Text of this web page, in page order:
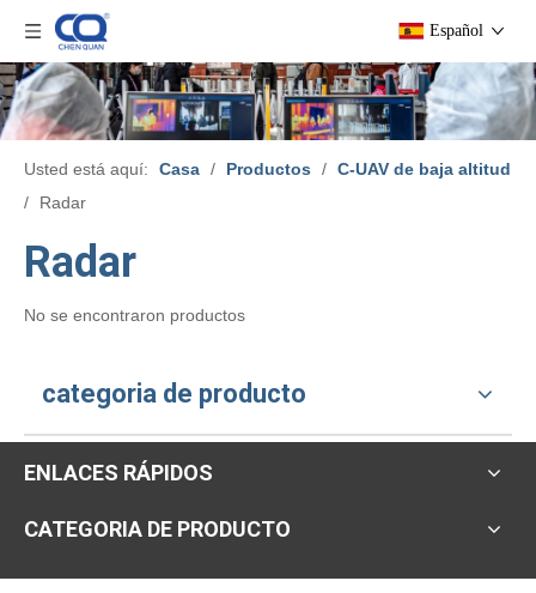
Español
Usted está aquí: Casa / Productos / C-UAV de baja altitud
/
Radar
Radar
No se encontraron productos
categoria de producto
ENLACES RÁPIDOS
CATEGORIA DE PRODUCTO